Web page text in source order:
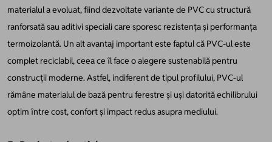
materialul a evoluat, fiind dezvoltate variante de PVC cu structură
ranforsată sau aditivi speciali care sporesc rezistența și performanța
termoizolantă. Un alt avantaj important este faptul că PVC-ul este
complet reciclabil, ceea ce îl face o alegere sustenabilă pentru
construcții moderne. Astfel, indiferent de tipul profilului, PVC-ul
rămâne materialul de bază pentru ferestre și uși datorită echilibrului
optim între cost, confort și impact redus asupra mediului.